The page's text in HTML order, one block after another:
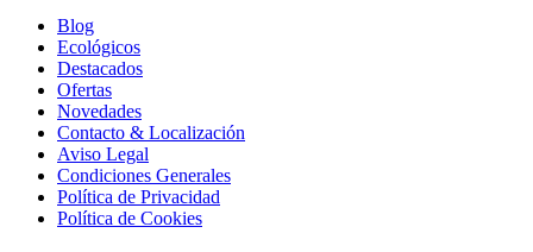
Blog
Ecológicos
Destacados
Ofertas
Novedades
Contacto & Localización
Aviso Legal
Condiciones Generales
Política de Privacidad
Política de Cookies